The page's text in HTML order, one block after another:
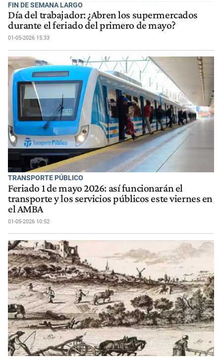
FIN DE SEMANA LARGO
Día del trabajador: ¿Abren los supermercados
durante el feriado del primero de mayo?
01-05-2026 15:33
TRANSPORTE PÚBLICO
Feriado 1 de mayo 2026: así funcionarán el
transporte y los servicios públicos este viernes en
el AMBA
01-05-2026 10:52